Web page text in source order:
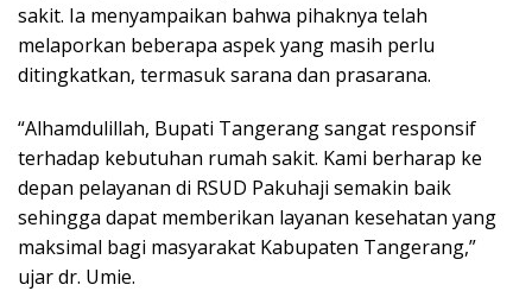
sakit. Ia menyampaikan bahwa pihaknya telah
melaporkan beberapa aspek yang masih perlu
ditingkatkan, termasuk sarana dan prasarana.
“Alhamdulillah, Bupati Tangerang sangat responsif
terhadap kebutuhan rumah sakit. Kami berharap ke
depan pelayanan di RSUD Pakuhaji semakin baik
sehingga dapat memberikan layanan kesehatan yang
maksimal bagi masyarakat Kabupaten Tangerang,”
ujar dr. Umie.